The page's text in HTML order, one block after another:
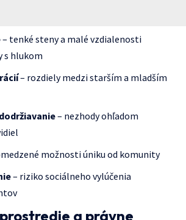
– tenké steny a malé vzdialenosti
s hlukom
– rozdiely medzi starším a mladším
– nezhody ohľadom
možnosti úniku od komunity
– riziko sociálneho vylúčenia
a právne